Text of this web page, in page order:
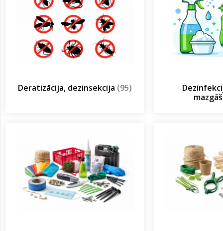
Deratizācija, dezinsekcija (95)